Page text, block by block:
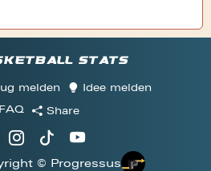
stats
melden
Idee melden
Share
© Progressus